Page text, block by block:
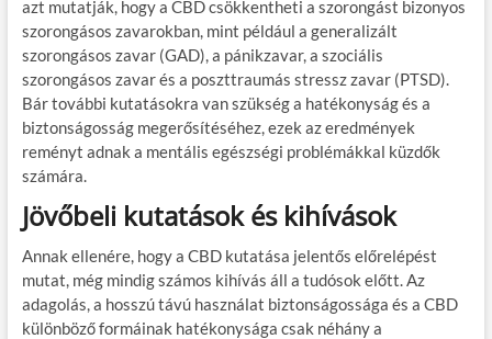
azt mutatják, hogy a CBD csökkentheti a szorongást bizonyos
szorongásos zavarokban, mint például a generalizált
szorongásos zavar (GAD), a pánikzavar, a szociális
szorongásos zavar és a poszttraumás stressz zavar (PTSD).
Bár további kutatásokra van szükség a hatékonyság és a
biztonságosság megerősítéséhez, ezek az eredmények
reményt adnak a mentális egészségi problémákkal küzdők
számára.
Jövőbeli kutatások és kihívások
Annak ellenére, hogy a CBD kutatása jelentős előrelépést
mutat, még mindig számos kihívás áll a tudósok előtt. Az
adagolás, a hosszú távú használat biztonságossága és a CBD
különböző formáinak hatékonysága csak néhány a